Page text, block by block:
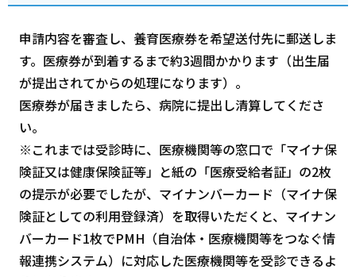
申請内容を審査し、養育医療券を希望送付先に郵送しま
す。医療券が到着するまで約3週間かかります（出生届
が提出されてからの処理になります）。
医療券が届きましたら、病院に提出し清算してくださ
い。
※これまでは受診時に、医療機関等の窓口で「マイナ保
険証又は健康保険証等」と紙の「医療受給者証」の2枚
の提示が必要でしたが、マイナンバーカード（マイナ保
険証としての利用登録済）を取得いただくと、マイナン
バーカード1枚でPMH（自治体・医療機関等をつなぐ情
報連携システム）に対応した医療機関等を受診できるよ